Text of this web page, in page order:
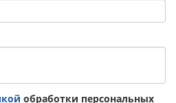
обработки персональных